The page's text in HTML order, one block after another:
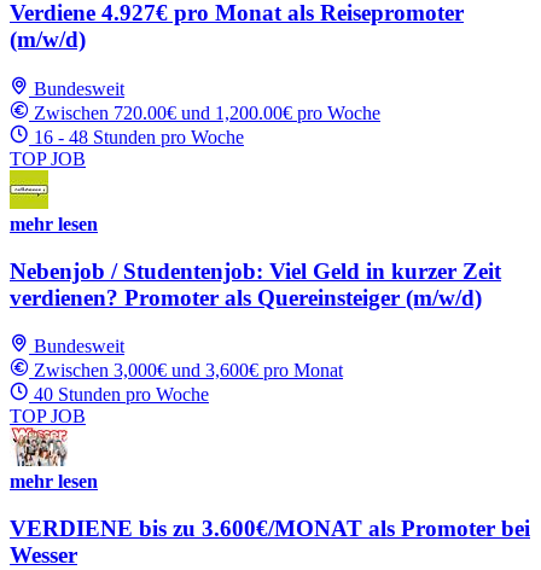
Verdiene 4.927€ pro Monat als Reisepromoter
(m/w/d)
Bundesweit
Zwischen 720.00€ und 1,200.00€ pro Woche
16 - 48 Stunden pro Woche
TOP JOB
mehr lesen
Nebenjob / Studentenjob: Viel Geld in kurzer Zeit
verdienen? Promoter als Quereinsteiger (m/w/d)
Bundesweit
Zwischen 3,000€ und 3,600€ pro Monat
40 Stunden pro Woche
TOP JOB
mehr lesen
VERDIENE bis zu 3.600€/MONAT als Promoter bei
Wesser